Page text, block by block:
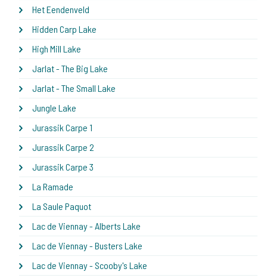
Het Eendenveld
Hidden Carp Lake
High Mill Lake
Jarlat - The Big Lake
Jarlat - The Small Lake
Jungle Lake
Jurassik Carpe 1
Jurassik Carpe 2
Jurassik Carpe 3
La Ramade
La Saule Paquot
Lac de Viennay - Alberts Lake
Lac de Viennay - Busters Lake
Lac de Viennay - Scooby's Lake